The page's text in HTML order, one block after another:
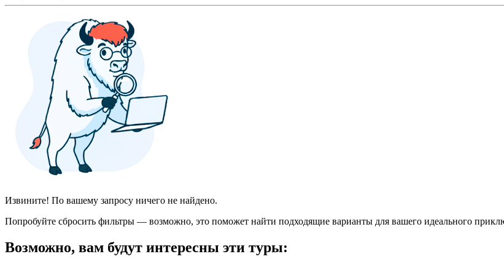
Извините! По вашему запросу ничего не найдено.
Попробуйте сбросить фильтры — возможно, это поможет найти подходящие варианты для вашего идеального
Возможно, вам будут интересны эти туры: